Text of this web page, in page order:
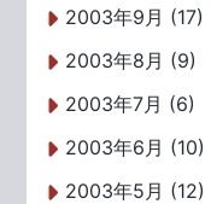
2003年9月 (17)
2003年8月 (9)
2003年7月 (6)
2003年6月 (10)
2003年5月 (12)